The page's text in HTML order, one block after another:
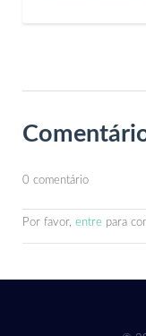
0 comentário
Por favor, entre para